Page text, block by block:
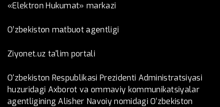
«Elektron Hukumat» markazi
O’zbеkistоn mаtbuоt аgеntligi
Ziyonet.uz ta'lim portali
O‘zbekiston Respublikasi Prezidenti Administratsiyasi
huzuridagi Axborot va ommaviy kommunikatsiyalar
agentligining Alisher Navoiy nomidagi O‘zbekiston